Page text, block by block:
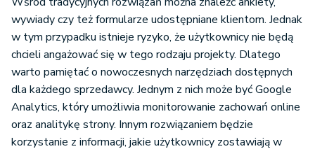
wywiady czy też formularze udostępniane klientom. Jednak
w tym przypadku istnieje ryzyko, że użytkownicy nie będą
chcieli angażować się w tego rodzaju projekty. Dlatego
warto pamiętać o nowoczesnych narzędziach dostępnych
dla każdego sprzedawcy. Jednym z nich może być Google
Analytics, który umożliwia monitorowanie zachowań online
oraz analitykę strony. Innym rozwiązaniem będzie
korzystanie z informacji, jakie użytkownicy zostawiają w